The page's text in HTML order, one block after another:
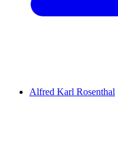
Alfred Karl Rosenthal